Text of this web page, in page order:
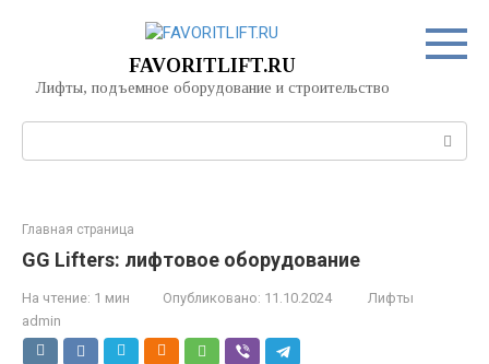
FAVORITLIFT.RU
Лифты, подъемное оборудование и строительство
Главная страница
GG Lifters: лифтовое оборудование
На чтение: 1 мин Опубликовано: 11.10.2024
Лифты
admin